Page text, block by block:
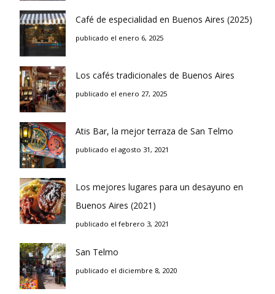
Café de especialidad en Buenos Aires (2025)
publicado el enero 6, 2025
Los cafés tradicionales de Buenos Aires
publicado el enero 27, 2025
Atis Bar, la mejor terraza de San Telmo
publicado el agosto 31, 2021
Los mejores lugares para un desayuno en
Buenos Aires (2021)
publicado el febrero 3, 2021
San Telmo
publicado el diciembre 8, 2020